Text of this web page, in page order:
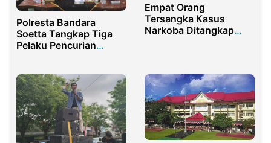
Polresta Bandara
Soetta Tangkap Tiga
Pelaku Pencurian
Empat Orang
Tersangka Kasus
Narkoba Ditangkap